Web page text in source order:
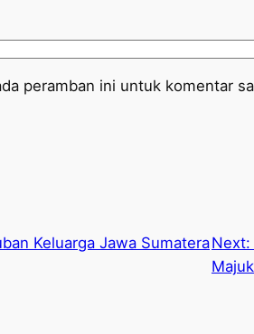
peramban ini untuk komentar
Keluarga Jawa SumateraNext: